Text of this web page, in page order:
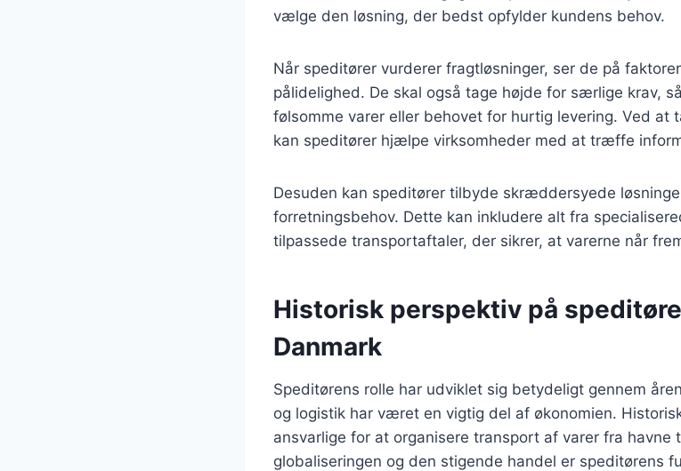
vælge den løsning, der bedst opfylder kundens behov.
Når speditører vurderer fragtløsninger, ser de på
pålidelighed. De skal også tage højde for særlige krav,
følsomme varer eller behovet for hurtig levering. Ved at
kan speditører hjælpe virksomheder med at træffe
Desuden kan speditører tilbyde skræddersyede
forretningsbehov. Dette kan inkludere alt fra
tilpassede transportaftaler, der sikrer, at varerne når
Historisk perspektiv på
Danmark
Speditørens rolle har udviklet sig betydeligt gennem
og logistik har været en vigtig del af økonomien.
ansvarlige for at organisere transport af varer fra havne
globaliseringen og den stigende handel er speditørens